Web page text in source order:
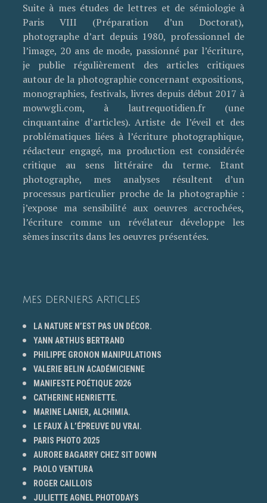
Suite à mes études de lettres et de sémiologie à
Paris VIII (Préparation d’un Doctorat),
photographe d’art depuis 1980, professionnel de
l’image, 20 ans de mode, passionné par l’écriture,
je publie régulièrement des articles critiques
autour de la photographie concernant expositions,
monographies, festivals, livres depuis début 2017 à
mowwgli.com, à lautrequotidien.fr (une
cinquantaine d’articles). Artiste de l’éveil et des
problématiques liées à l’écriture photographique,
rédacteur engagé, ma production est considérée
critique au sens littéraire du terme. Etant
photographe, mes analyses résultent d’un
processus particulier proche de la photographie :
j’expose ma sensibilité aux oeuvres accrochées,
l’écriture comme un révélateur développe les
sèmes inscrits dans les oeuvres présentées.
MES DERNIERS ARTICLES
LA NATURE N’EST PAS UN DÉCOR.
YANN ARTHUS BERTRAND
PHILIPPE GRONON MANIPULATIONS
VALERIE BELIN ACADÉMICIENNE
MANIFESTE POÉTIQUE 2026
CATHERINE HENRIETTE.
MARINE LANIER, ALCHIMIA.
LE FAUX À L’ÉPREUVE DU VRAI.
PARIS PHOTO 2025
AURORE BAGARRY CHEZ SIT DOWN
PAOLO VENTURA
ROGER CAILLOIS
JULIETTE AGNEL PHOTODAYS